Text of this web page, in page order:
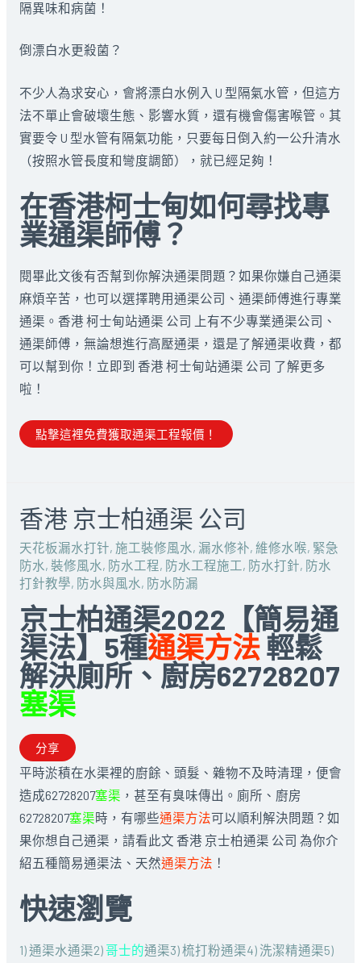
隔異味和病菌！
倒漂白水更殺菌？
不少人為求安心，會將漂白水例入 U 型隔氣水管，但這方
法不單止會破壞生態、影響水質，還有機會傷害喉管。其
實要令 U 型水管有隔氣功能，只要每日倒入約一公升清水
（按照水管長度和彎度調節），就已經足夠！
在香港柯士甸如何尋找專
業通渠師傅？
閱畢此文後有否幫到你解決通渠問題？如果你嫌自己通渠
麻煩辛苦，也可以選擇聘用通渠公司、通渠師傅進行專業
通渠。香港 柯士甸站通渠 公司 上有不少專業通渠公司、
通渠師傅，無論想進行高壓通渠，還是了解通渠收費，都
可以幫到你！立即到 香港 柯士甸站通渠 公司 了解更多
啦！
點撃這裡免費獲取通渠工程報價！
香港 京士柏通渠 公司
天花板漏水打针, 施工裝修風水, 漏水修补, 維修水喉, 緊急
防水, 裝修風水, 防水工程, 防水工程施工, 防水打針, 防水
打針教學, 防水與風水, 防水防漏
京士柏通渠2022【簡易通
渠法】5種通渠方法輕鬆
解決廁所、廚房62728207
塞渠
分享
平時淤積在水渠裡的廚餘、頭髮、雜物不及時清理，便會
造成62728207塞渠 ，甚至有臭味傳出。廁所、廚房
62728207塞渠時，有哪些通渠方法可以順利解決問題？如
果你想自己通渠，請看此文 香港 京士柏通渠 公司 為你介
紹五種簡易通渠法、天然通渠方法 ！
快速瀏覽
1) 通渠水通渠2)哥士的通渠3) 梳打粉通渠4) 洗潔精通渠5)